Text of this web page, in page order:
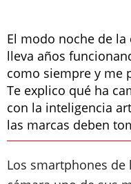
El modo noche de
lleva años
como siempre y me
Te explico qué ha
con la inteligencia
las marcas deben
Los smartphones